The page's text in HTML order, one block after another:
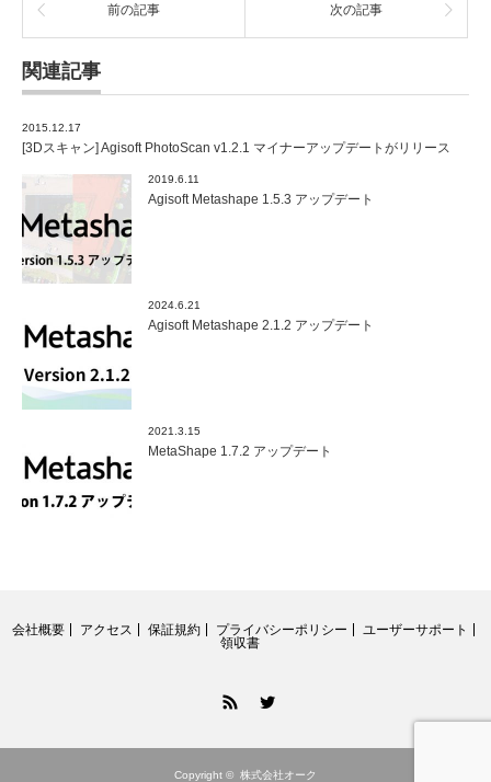
前の記事 次の記事
関連記事
2015.12.17
[3Dスキャン] Agisoft PhotoScan v1.2.1 マイナーアップデートがリリース
2019.6.11
Agisoft Metashape 1.5.3 アップデート
2024.6.21
Agisoft Metashape 2.1.2 アップデート
2021.3.15
MetaShape 1.7.2 アップデート
会社概要 アクセス 保証規約 プライバシーポリシー
ユーザーサポート
領収書
Copyright © 株式会社オーク